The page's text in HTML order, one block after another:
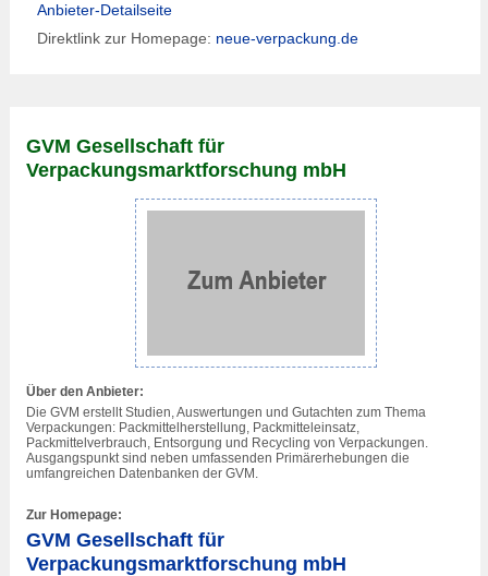
Anbieter-Detailseite
Direktlink zur Homepage: neue-verpackung.de
GVM Gesellschaft für
Verpackungsmarktforschung mbH
Über den Anbieter:
Die GVM erstellt Studien, Auswertungen und Gutachten zum Thema
Verpackungen: Packmittelherstellung, Packmitteleinsatz,
Packmittelverbrauch, Entsorgung und Recycling von Verpackungen.
Ausgangspunkt sind neben umfassenden Primärerhebungen die
umfangreichen Datenbanken der GVM.
Zur Homepage:
GVM Gesellschaft für
Verpackungsmarktforschung mbH